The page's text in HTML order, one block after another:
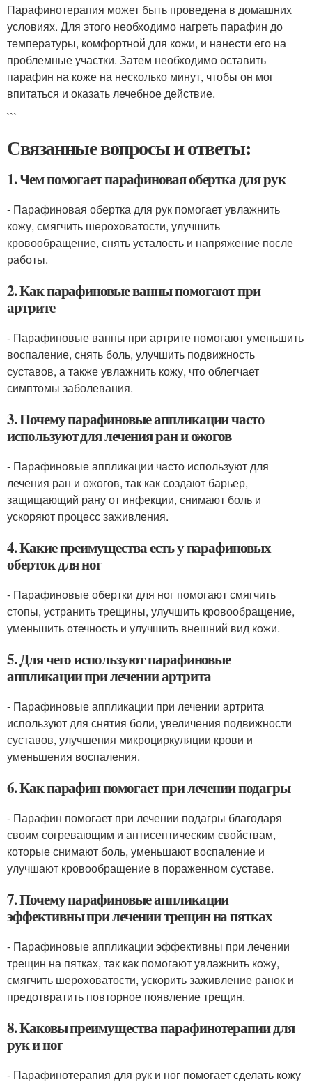
Парафинотерапия может быть проведена в домашних
условиях. Для этого необходимо нагреть парафин до
температуры, комфортной для кожи, и нанести его на
проблемные участки. Затем необходимо оставить
парафин на коже на несколько минут, чтобы он мог
впитаться и оказать лечебное действие.
```
Связанные вопросы и ответы:
1. Чем помогает парафиновая обертка для рук
- Парафиновая обертка для рук помогает увлажнить
кожу, смягчить шероховатости, улучшить
кровообращение, снять усталость и напряжение после
работы.
2. Как парафиновые ванны помогают при
артрите
- Парафиновые ванны при артрите помогают уменьшить
воспаление, снять боль, улучшить подвижность
суставов, а также увлажнить кожу, что облегчает
симптомы заболевания.
3. Почему парафиновые аппликации часто
используют для лечения ран и ожогов
- Парафиновые аппликации часто используют для
лечения ран и ожогов, так как создают барьер,
защищающий рану от инфекции, снимают боль и
ускоряют процесс заживления.
4. Какие преимущества есть у парафиновых
оберток для ног
- Парафиновые обертки для ног помогают смягчить
стопы, устранить трещины, улучшить кровообращение,
уменьшить отечность и улучшить внешний вид кожи.
5. Для чего используют парафиновые
аппликации при лечении артрита
- Парафиновые аппликации при лечении артрита
используют для снятия боли, увеличения подвижности
суставов, улучшения микроциркуляции крови и
уменьшения воспаления.
6. Как парафин помогает при лечении подагры
- Парафин помогает при лечении подагры благодаря
своим согревающим и антисептическим свойствам,
которые снимают боль, уменьшают воспаление и
улучшают кровообращение в пораженном суставе.
7. Почему парафиновые аппликации
эффективны при лечении трещин на пятках
- Парафиновые аппликации эффективны при лечении
трещин на пятках, так как помогают увлажнить кожу,
смягчить шероховатости, ускорить заживление ранок и
предотвратить повторное появление трещин.
8. Каковы преимущества парафинотерапии для
рук и ног
- Парафинотерапия для рук и ног помогает сделать кожу